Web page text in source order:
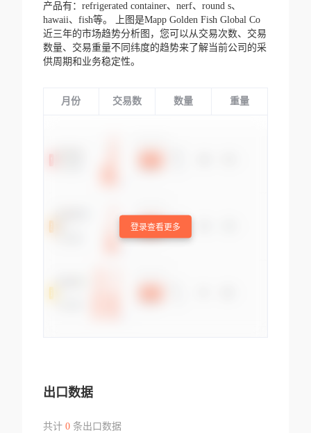
产品有：refrigerated container、nerf、round s、
hawaii、fish等。
上图是Mapp Golden Fish Global Co
近三年的市场趋势分析图，您可以从交易次数、交易
数量、交易重量不同纬度的趋势来了解当前公司的采
供周期和业务稳定性。
月份 交易数 数量 重量
登录查看更多
出口数据
共计 0条出口数据